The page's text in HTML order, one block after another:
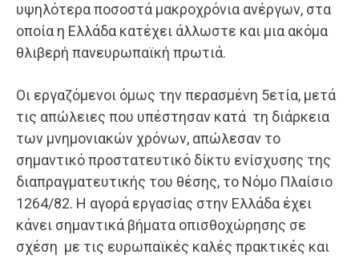
υψηλότερα ποσοστά μακροχρόνια ανέργων, στα
οποία η Ελλάδα κατέχει άλλωστε και μια ακόμα
θλιβερή πανευρωπαϊκή πρωτιά.
Οι εργαζόμενοι όμως την περασμένη 5ετία, μετά
τις απώλειες που υπέστησαν κατά τη διάρκεια
των μνημονιακών χρόνων, απώλεσαν το
σημαντικό προστατευτικό δίκτυ ενίσχυσης της
διαπραγματευτικής του θέσης, το Νόμο Πλαίσιο
1264/82. Η αγορά εργασίας στην Ελλάδα έχει
κάνει σημαντικά βήματα οπισθοχώρησης σε
σχέση με τις ευρωπαϊκές καλές πρακτικές και